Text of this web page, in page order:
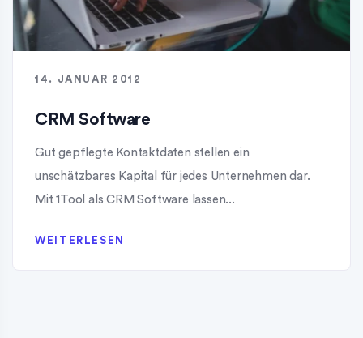
14. JANUAR 2012
CRM Software
Gut gepflegte Kontaktdaten stellen ein
unschätzbares Kapital für jedes Unternehmen dar.
Mit 1Tool als CRM Software lassen...
WEITERLESEN